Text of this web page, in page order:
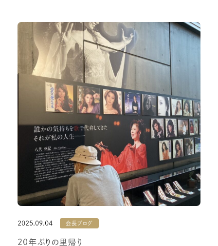
2025.09.04 会長ブログ
20年ぶりの里帰り